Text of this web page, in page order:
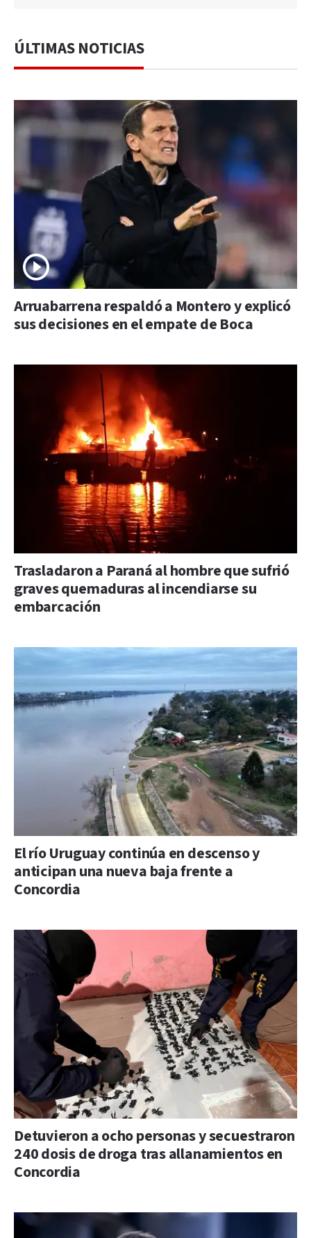
ÚLTIMAS NOTICIAS
Arruabarrena respaldó a Montero y explicó
sus decisiones en el empate de Boca
Trasladaron a Paraná al hombre que sufrió
graves quemaduras al incendiarse su
embarcación
El río Uruguay continúa en descenso y
anticipan una nueva baja frente a
Concordia
Detuvieron a ocho personas y secuestraron
240 dosis de droga tras allanamientos en
Concordia